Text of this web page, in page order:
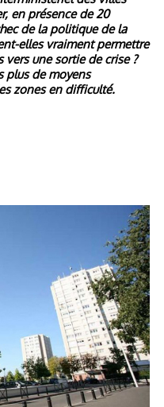
en présence de 20
de la politique de la
elles vraiment permettre
une sortie de crise ?
plus de moyens
zones en difficulté.